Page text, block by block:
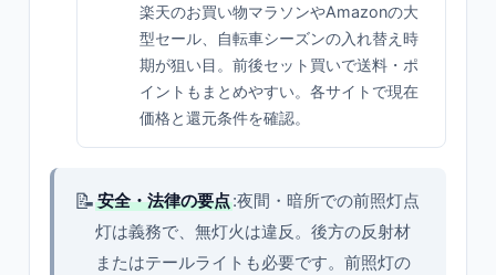
楽天のお買い物マラソンやAmazonの大
型セール、自転車シーズンの入れ替え時
期が狙い目。前後セット買いで送料・ポ
イントもまとめやすい。各サイトで現在
価格と還元条件を確認。
📝 安全・法律の要点:夜間・暗所での前照灯点
灯は義務で、無灯火は違反。後方の反射材
またはテールライトも必要です。前照灯の